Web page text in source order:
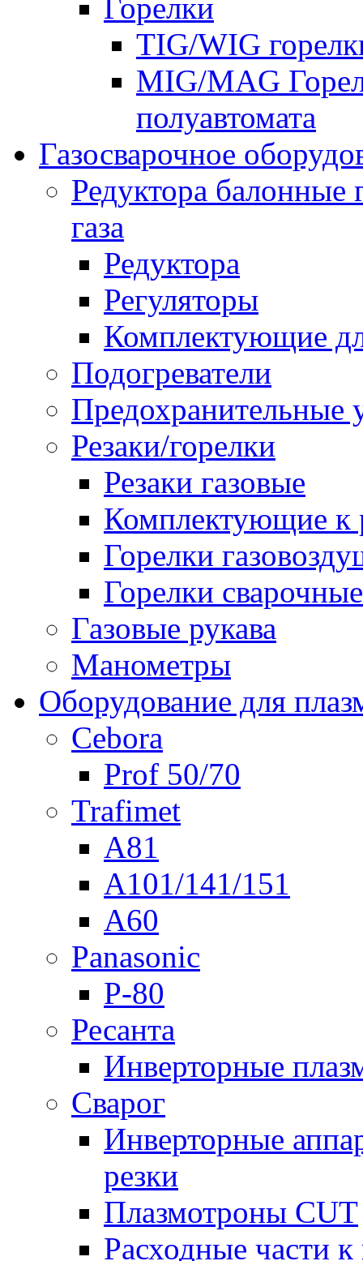
Горелки
TIG/WIG
MIG/MAG
полуавтомата
Газосварочное
Редуктора балонные
газа
Редуктора
Регуляторы
Комплектующие
Подогреватели
Предохранительные
Резаки/горелки
Резаки газовые
Комплектующие к
Горелки
Горелки сварочные
Газовые рукава
Манометры
Оборудование для
Cebora
Prof 50/70
Trafimet
A81
A101/141/151
A60
Panasonic
P-80
Ресанта
Инверторные
Сварог
Инверторные
резки
Плазмотроны CUT
Расходные части